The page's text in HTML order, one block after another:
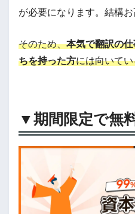
が必要になります。結構お
そのため、本気で翻訳の
ちを持った方には向いて
▼期間限定で無